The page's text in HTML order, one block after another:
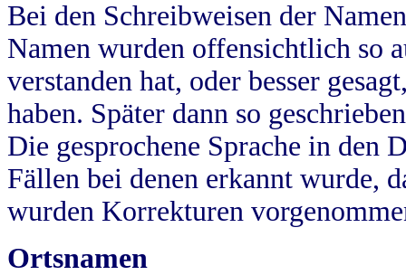
Bei den Schreibweisen der
Namen wurden offensichtlich so
verstanden hat, oder besser
haben. Später dann so
Die gesprochene Sprache in
Fällen bei denen erkannt wurde,
wurden Korrekturen
Ortsnamen